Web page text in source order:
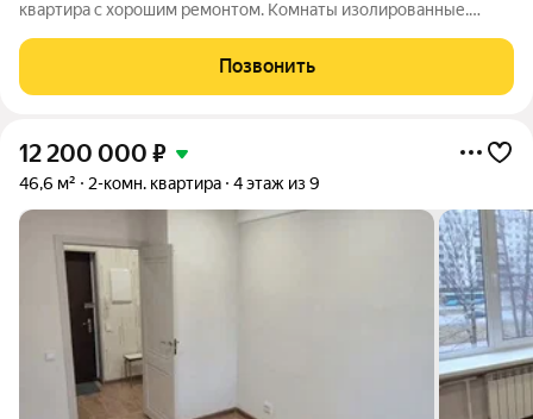
квартира с хорошим ремонтом. Комнаты изолированные.
панель, духовой шкаф, вытяжка, посудомоечная машина,
микроволновая печь), стиральная
Позвонить
12 200 000 ₽
46,6 м² 2-комн. квартира 4 этаж из 9